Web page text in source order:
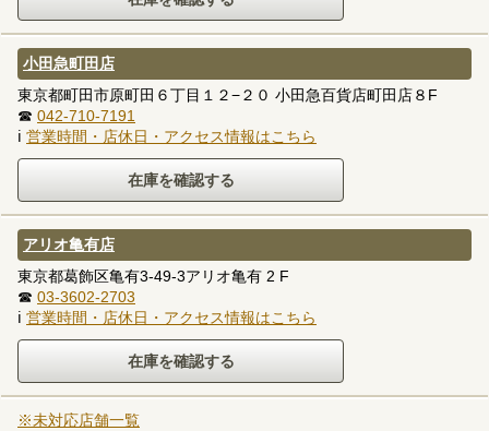
小田急町田店
東京都町田市原町田６丁目１２−２０ 小田急百貨店町田店８F
☎ 042-710-7191
ℹ 営業時間・店休日・アクセス情報はこちら
アリオ亀有店
東京都葛飾区亀有3-49-3アリオ亀有 2 F
☎ 03-3602-2703
ℹ 営業時間・店休日・アクセス情報はこちら
※未対応店舗一覧